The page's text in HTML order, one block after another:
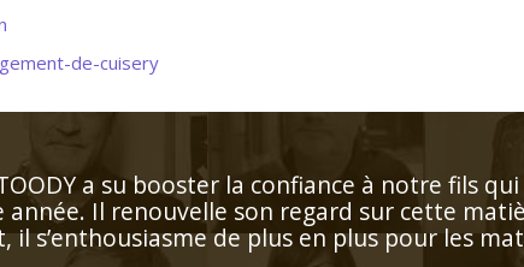
de-cuisery
facilement les lacunes de l'enfant. Très
l'apprentissage. Personne très agréable